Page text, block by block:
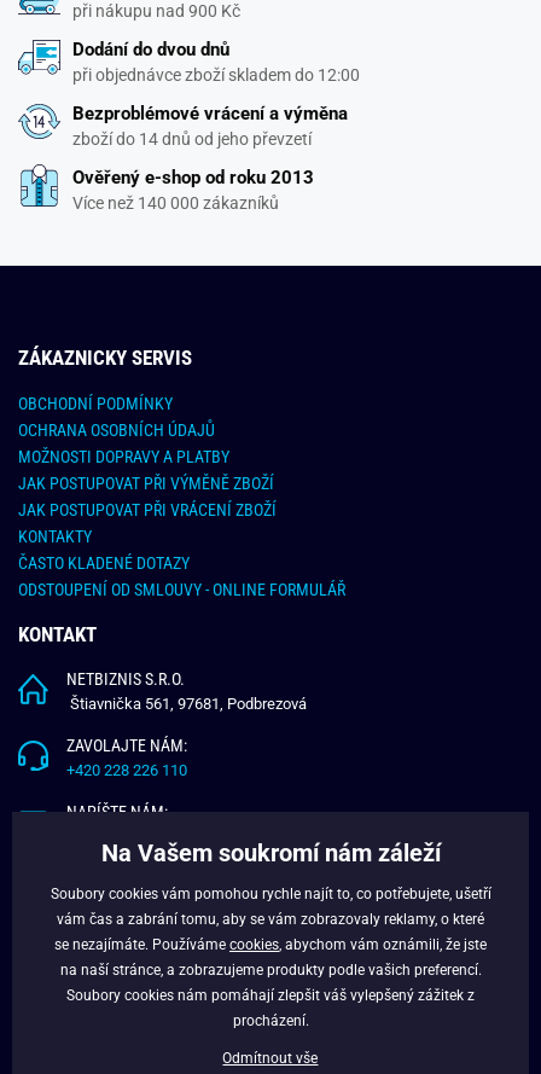
při nákupu nad 900 Kč
Dodání do dvou dnů
při objednávce zboží skladem do 12:00
Bezproblémové vrácení a výměna
zboží do 14 dnů od jeho převzetí
Ověřený e-shop od roku 2013
Více než 140 000 zákazníků
ZÁKAZNICKY SERVIS
OBCHODNÍ PODMÍNKY
OCHRANA OSOBNÍCH ÚDAJŮ
MOŽNOSTI DOPRAVY A PLATBY
JAK POSTUPOVAT PŘI VÝMĚNĚ ZBOŽÍ
JAK POSTUPOVAT PŘI VRÁCENÍ ZBOŽÍ
KONTAKTY
ČASTO KLADENÉ DOTAZY
ODSTOUPENÍ OD SMLOUVY - ONLINE FORMULÁŘ
KONTAKT
NETBIZNIS S.R.O.
Štiavnička 561, 97681, Podbrezová
ZAVOLAJTE NÁM:
+420 228 226 110
NAPÍŠTE NÁM:
O NÁS
VĚRNOSTNÍ PROGRAM
Na Vašem soukromí nám záleží
Soubory cookies vám pomohou rychle najít to, co potřebujete, ušetří
vám čas a zabrání tomu, aby se vám zobrazovaly reklamy, o které
se nezajímáte. Používáme cookies , abychom vám oznámili, že jste
na naší stránce, a zobrazujeme produkty podle vašich preferencí.
Soubory cookies nám pomáhají zlepšit váš vylepšený zážitek z
procházení.
Odmítnout vše